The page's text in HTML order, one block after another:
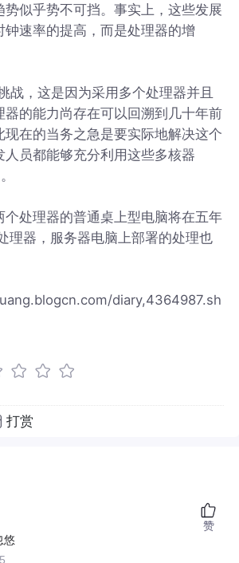
势似乎势不可挡。事实上，这些发展
钟速率的提高，而是处理器的增
战，这是因为采用多个处理器并且
器的能力尚存在可以回溯到几十年前
现在的当务之急是要实际地解决这个
人员都能够充分利用这些多核器
个处理器的普通桌上型电脑将在五年
理器，服务器电脑上部署的处理也
diary,4364987.sh
打赏
悠
赞